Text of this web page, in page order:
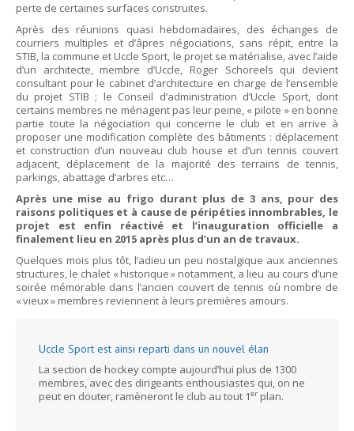
perte de certaines surfaces construites.
Après des réunions quasi hebdomadaires, des échanges de
courriers multiples et d’âpres négociations, sans répit, entre la
STIB, la commune et Uccle Sport, le projet se matérialise, avec l’aide
d’un architecte, membre d’Uccle, Roger Schoreels qui devient
consultant pour le cabinet d’architecture en charge de l’ensemble
du projet STIB ; le Conseil d’administration d’Uccle Sport, dont
certains membres ne ménagent pas leur peine, « pilote » en bonne
partie toute la négociation qui concerne le club et en arrive à
proposer une modification complète des bâtiments : déplacement
et construction d’un nouveau club house et d’un tennis couvert
adjacent, déplacement de la majorité des terrains de tennis,
parkings, abattage d’arbres etc…
Après une mise au frigo durant plus de 3 ans, pour des
raisons politiques et à cause de péripéties innombrables, le
projet est enfin réactivé et l’inauguration officielle a
finalement lieu en 2015 après plus d’un an de travaux.
Quelques mois plus tôt, l’adieu un peu nostalgique aux anciennes
structures, le chalet « historique » notamment, a lieu au cours d’une
soirée mémorable dans l’ancien couvert de tennis où nombre de
« vieux » membres reviennent à leurs premières amours.
Uccle Sport est ainsi reparti dans un nouvel élan
La section de hockey compte aujourd’hui plus de 1300
membres, avec des dirigeants enthousiastes qui, on ne
peut en douter, ramèneront le club au tout 1er plan.